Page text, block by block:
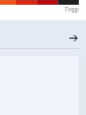
Tinggi